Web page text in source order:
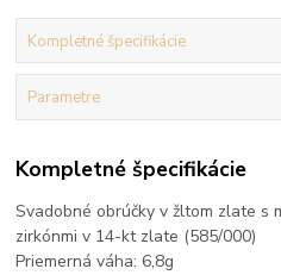
Kompletné špecifikácie
Parametre
Kompletné špecifikácie
Svadobné obrúčky v žltom zlate s
zirkónmi v 14-kt zlate (585/000)
Priemerná váha: 6,8g